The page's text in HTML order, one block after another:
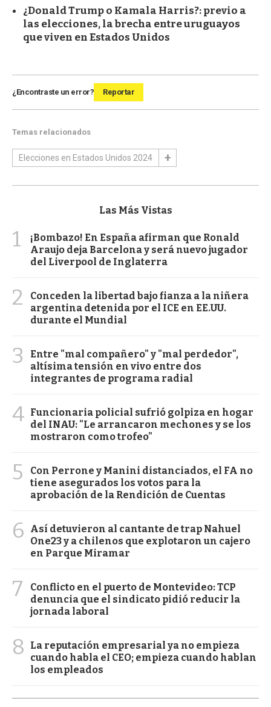
¿Donald Trump o Kamala Harris?: previo a
las elecciones, la brecha entre uruguayos
que viven en Estados Unidos
¿Encontraste un error? Reportar
Temas relacionados
Elecciones en Estados Unidos 2024
Las Más Vistas
1
¡Bombazo! En España afirman que Ronald
Araujo deja Barcelona y será nuevo jugador
del Liverpool de Inglaterra
2
Conceden la libertad bajo fianza a la niñera
argentina detenida por el ICE en EE.UU.
durante el Mundial
3
Entre "mal compañero" y "mal perdedor",
altísima tensión en vivo entre dos
integrantes de programa radial
4 Funcionaria policial sufrió golpiza en hogar
del INAU: "Le arrancaron mechones y se los
mostraron como trofeo"
5
Con Perrone y Manini distanciados, el FA no
tiene asegurados los votos para la
aprobación de la Rendición de Cuentas
6
Así detuvieron al cantante de trap Nahuel
One23 y a chilenos que explotaron un cajero
en Parque Miramar
7
Conflicto en el puerto de Montevideo: TCP
denuncia que el sindicato pidió reducir la
jornada laboral
8
La reputación empresarial ya no empieza
cuando habla el CEO; empieza cuando hablan
los empleados